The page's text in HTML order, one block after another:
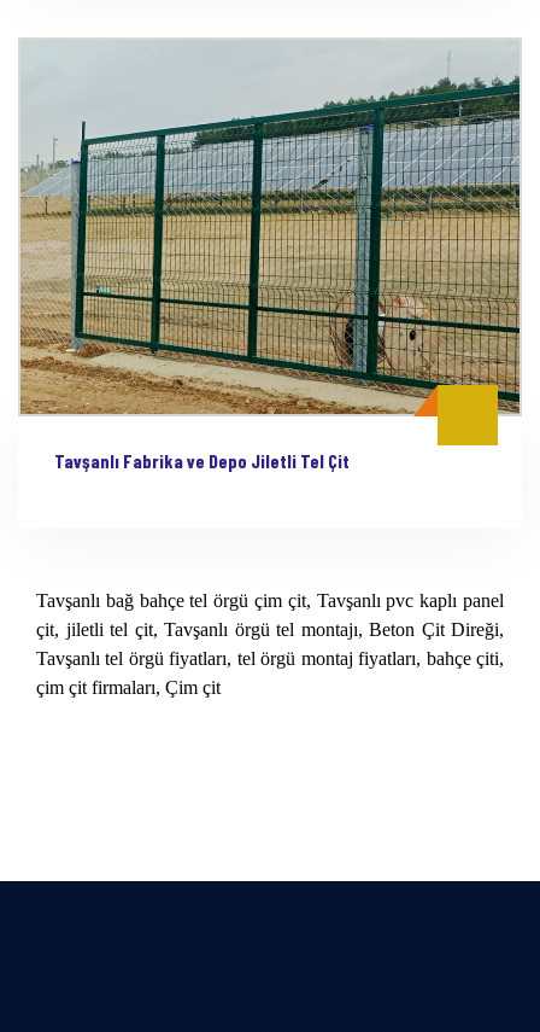
Tavşanlı Fabrika ve Depo Jiletli Tel Çit
Tavşanlı bağ bahçe tel örgü çim çit, Tavşanlı pvc kaplı panel
çit, jiletli tel çit, Tavşanlı örgü tel montajı, Beton Çit Direği,
Tavşanlı tel örgü fiyatları, tel örgü montaj fiyatları, bahçe çiti,
çim çit firmaları, Çim çit